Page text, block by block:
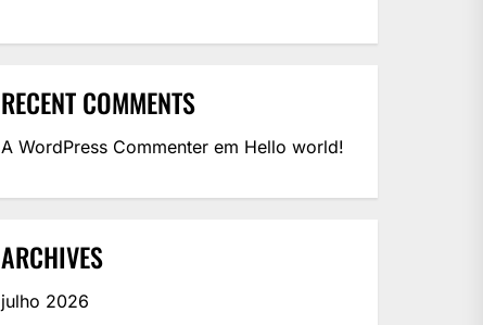
RECENT COMMENTS
A WordPress Commenter em Hello world!
ARCHIVES
julho 2026